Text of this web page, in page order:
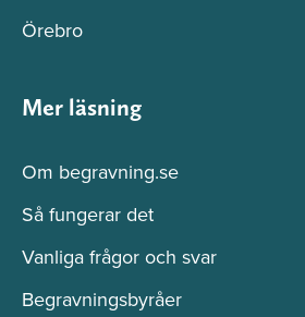
Örebro
Mer läsning
Om begravning.se
Så fungerar det
Vanliga frågor och svar
Begravningsbyråer